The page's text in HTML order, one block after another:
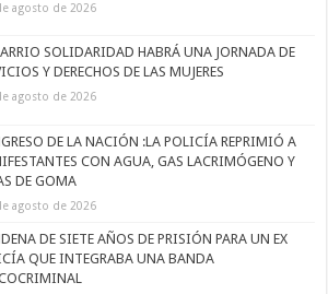
agosto de 2026
SOLIDARIDAD HABRÁ UNA JORNADA DE
Y DERECHOS DE LAS MUJERES
agosto de 2026
DE LA NACIÓN :LA POLICÍA REPRIMIÓ A
CON AGUA, GAS LACRIMÓGENO Y
DE GOMA
agosto de 2026
DE SIETE AÑOS DE PRISIÓN PARA UN EX
QUE INTEGRABA UNA BANDA